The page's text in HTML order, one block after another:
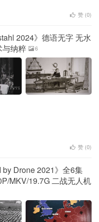
赞 (0)
2024》德语无字 无水
与纳粹
6
赞 (0)
Drone 2021》全6集
MKV/19.7G 二战无人机